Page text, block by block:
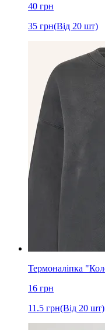
40 грн
35 грн(Від 20 шт)
Термоналіпка
16 грн
11.5 грн(Від 20 шт)